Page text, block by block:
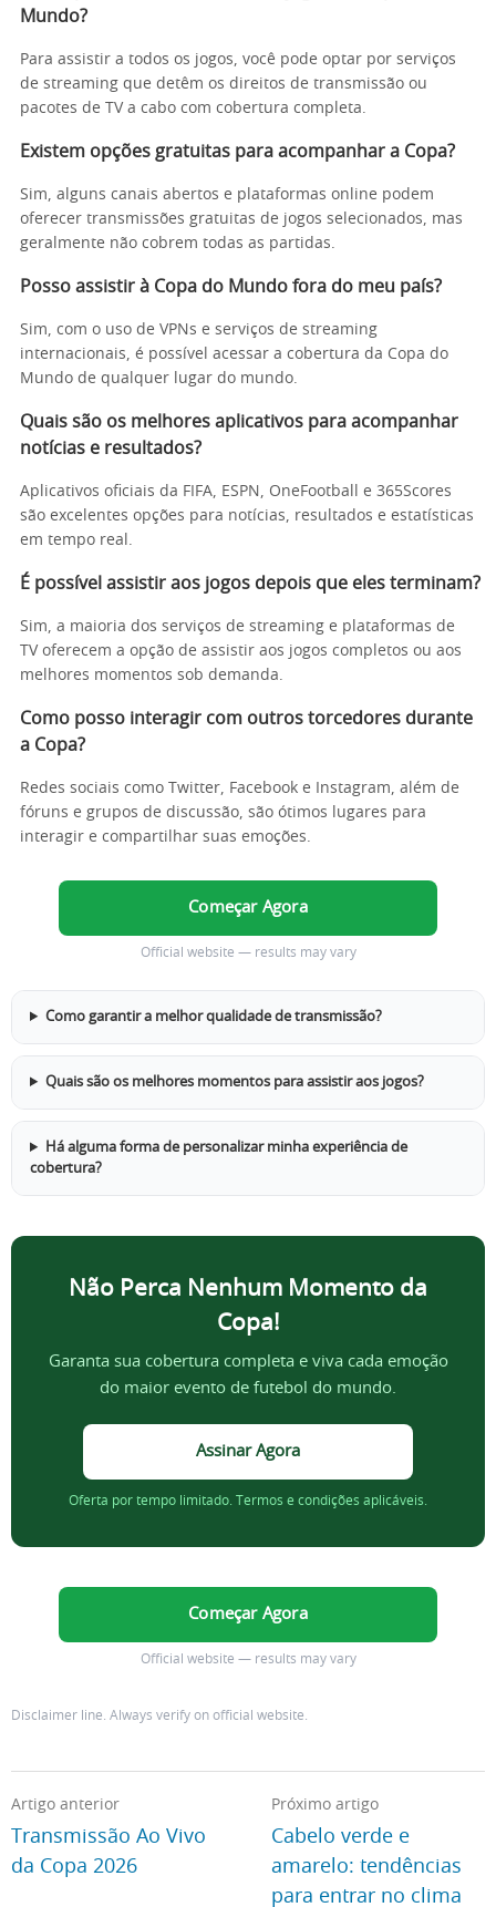
Mundo?
Para assistir a todos os jogos, você pode optar por serviços
de streaming que detêm os direitos de transmissão ou
pacotes de TV a cabo com cobertura completa.
Existem opções gratuitas para acompanhar a Copa?
Sim, alguns canais abertos e plataformas online podem
oferecer transmissões gratuitas de jogos selecionados, mas
geralmente não cobrem todas as partidas.
Posso assistir à Copa do Mundo fora do meu país?
Sim, com o uso de VPNs e serviços de streaming
internacionais, é possível acessar a cobertura da Copa do
Mundo de qualquer lugar do mundo.
Quais são os melhores aplicativos para acompanhar
notícias e resultados?
Aplicativos oficiais da FIFA, ESPN, OneFootball e 365Scores
são excelentes opções para notícias, resultados e estatísticas
em tempo real.
É possível assistir aos jogos depois que eles terminam?
Sim, a maioria dos serviços de streaming e plataformas de
TV oferecem a opção de assistir aos jogos completos ou aos
melhores momentos sob demanda.
Como posso interagir com outros torcedores durante
a Copa?
Redes sociais como Twitter, Facebook e Instagram, além de
fóruns e grupos de discussão, são ótimos lugares para
interagir e compartilhar suas emoções.
Começar Agora
Official website — results may vary
Como garantir a melhor qualidade de transmissão?
Quais são os melhores momentos para assistir aos jogos?
Há alguma forma de personalizar minha experiência de
cobertura?
Não Perca Nenhum Momento da
Copa!
Garanta sua cobertura completa e viva cada emoção
do maior evento de futebol do mundo.
Assinar Agora
Oferta por tempo limitado. Termos e condições aplicáveis.
Começar Agora
Official website — results may vary
Disclaimer line. Always verify on official website.
Artigo anterior
Transmissão Ao Vivo
da Copa 2026
Próximo artigo
Cabelo verde e
amarelo: tendências
para entrar no clima